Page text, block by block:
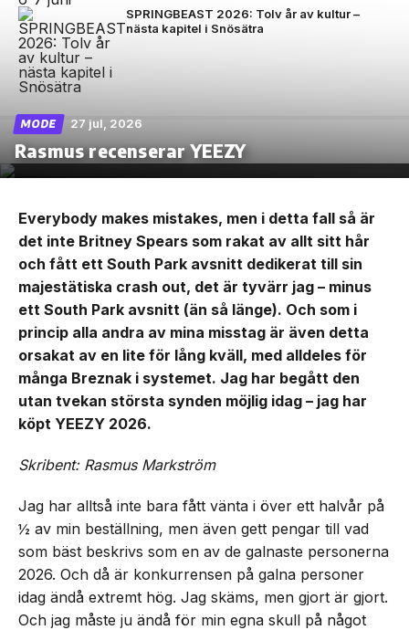
SPRINGBEAST 2026: Tolv år av kultur –
nästa kapitel i Snösätra
MODE 27 jul, 2026
Rasmus recenserar YEEZY
Everybody makes mistakes, men i detta fall så är
det inte Britney Spears som rakat av allt sitt hår
och fått ett South Park avsnitt dedikerat till sin
majestätiska crash out, det är tyvärr jag – minus
ett South Park avsnitt (än så länge). Och som i
princip alla andra av mina misstag är även detta
orsakat av en lite för lång kväll, med alldeles för
många Breznak i systemet. Jag har begått den
utan tvekan största synden möjlig idag – jag har
köpt YEEZY 2026.
Skribent: Rasmus Markström
Jag har alltså inte bara fått vänta i över ett halvår på
½ av min beställning, men även gett pengar till vad
som bäst beskrivs som en av de galnaste personerna
2026. Och då är konkurrensen på galna personer
idag ändå extremt hög. Jag skäms, men gjort är gjort.
Och jag måste ju ändå för min egna skull på något